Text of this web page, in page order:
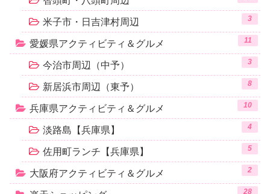
米子市・日吉津村周辺 3
愛媛県アクティビティ＆グルメ 11
今治市周辺（中予） 3
新居浜市周辺（東予） 8
兵庫県アクティビティ＆グルメ 10
淡路島【兵庫県】 4
佐用町ランチ【兵庫県】 5
大阪府アクティビティ＆グルメ 2
28